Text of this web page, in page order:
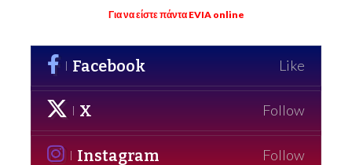
Για να είστε πάντα EVIA online
Facebook Like
X Follow
Instagram Follow